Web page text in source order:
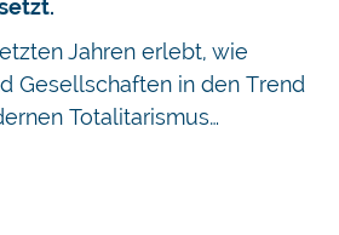
Jahren erlebt, wie
Gesellschaften in den Trend
Totalitarismus…